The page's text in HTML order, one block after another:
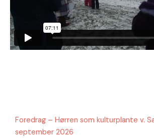
Foredrag – Hørren som kulturplante v.
september 2026